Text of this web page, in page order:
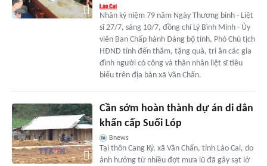
Nhân kỷ niệm 79 năm Ngày Thương binh - Liệt
sĩ 27/7, sáng 10/7, đồng chí Lý Bình Minh - Ủy
viên Ban Chấp hành Đảng bộ tỉnh, Phó Chủ tịch
HĐND tỉnh đến thăm, tặng quà, tri ân các gia
đình người có công và thân nhân liệt sĩ tiêu
biểu trên địa bàn xã Văn Chấn.
Cần sớm hoàn thành dự án di dân
khẩn cấp Suối Lóp
Bnews
Tại thôn Cang Kỷ, xã Văn Chấn, tỉnh Lào Cai, do
ảnh hưởng từ nhiều đợt mưa lũ đã gây sạt lở